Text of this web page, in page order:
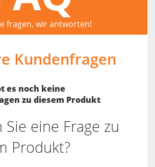
fragen, wir antworten!
Kundenfragen
es noch keine
zu diesem Produkt
Sie eine Frage zu
Produkt?